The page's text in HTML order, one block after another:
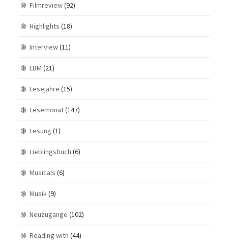
Filmreview(92)
Highlights (18)
Interview(11)
LBM (21)
Lesejahre (15)
Lesemonat(147)
Lesung (1)
Lieblingsbuch (6)
Musicals (6)
Musik(9)
Neuzugänge (102)
Reading with (44)